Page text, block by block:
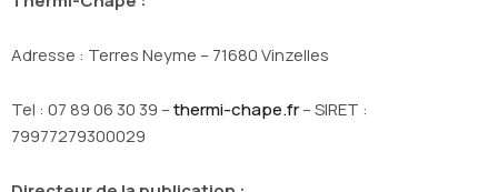
Adresse : Terres Neyme – 71680 Vinzelles
Tel : 07 89 06 30 39 –thermi-chape.fr– SIRET :
79977279300029